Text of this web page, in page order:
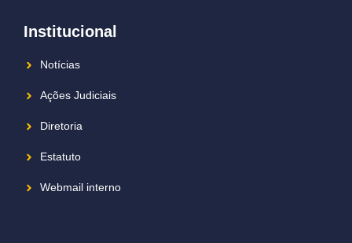
Institucional
Notícias
Ações Judiciais
Diretoria
Estatuto
Webmail interno